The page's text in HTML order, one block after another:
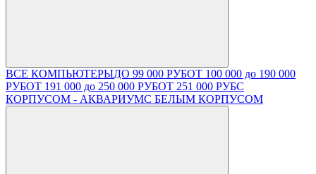
ВСЕ КОМПЬЮТЕРЫДО 99 000 РУБОТ 100 000 до 190 000
РУБОТ 191 000 до 250 000 РУБОТ 251 000 РУБС
КОРПУСОМ - АКВАРИУМС БЕЛЫМ КОРПУСОМ